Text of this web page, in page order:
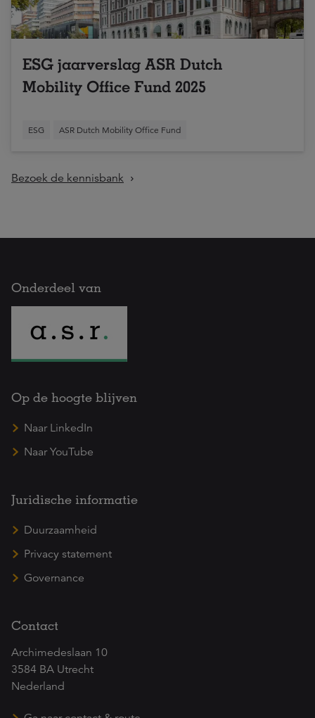
ESG jaarverslag ASR Dutch
Mobility Office Fund 2025
ESG ASR Dutch Mobility Office Fund
Bezoek de kennisbank
Onderdeel van
Op de hoogte blijven
Naar LinkedIn
Naar YouTube
Juridische informatie
Duurzaamheid
Privacy statement
Governance
Contact
Archimedeslaan 10
3584 BA Utrecht
Nederland